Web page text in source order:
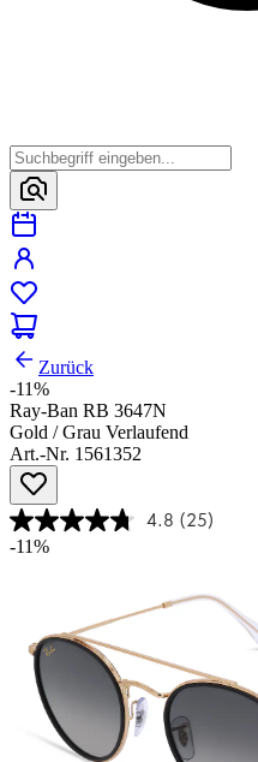
Zurück
-11%
Ray-Ban RB 3647N
Gold / Grau Verlaufend
Art.-Nr. 1561352
4.8 (25)
-11%